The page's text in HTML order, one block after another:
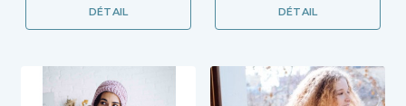
DÉTAIL DÉTAIL